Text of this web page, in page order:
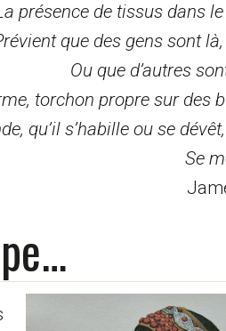
présence de tissus dans
que des gens sont
Ou que d’autres
torchon propre sur des
qu’il s’habille ou se
Se